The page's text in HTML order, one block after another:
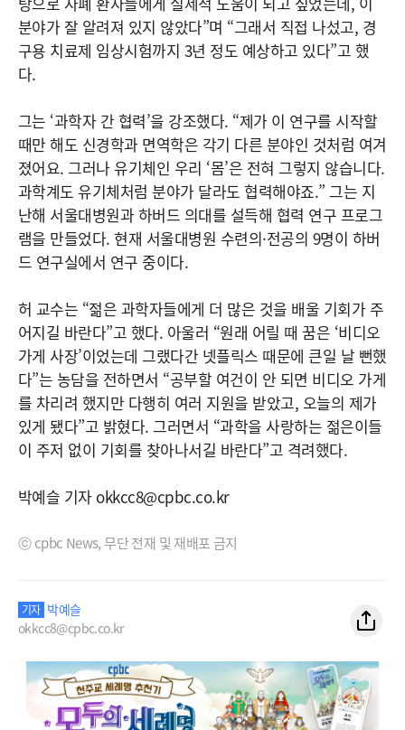
분야가 잘 알려져 있지 않았다”며 “그래서 직접 나섰고, 경
구용 치료제 임상시험까지 3년 정도 예상하고 있다”고 했
다.
그는 ‘과학자 간 협력’을 강조했다. “제가 이 연구를 시작할
때만 해도 신경학과 면역학은 각기 다른 분야인 것처럼 여겨
졌어요. 그러나 유기체인 우리 ‘몸’은 전혀 그렇지 않습니다.
과학계도 유기체처럼 분야가 달라도 협력해야죠.” 그는 지
난해 서울대병원과 하버드 의대를 설득해 협력 연구 프로그
램을 만들었다. 현재 서울대병원 수련의·전공의 9명이 하버
드 연구실에서 연구 중이다.
허 교수는 “젊은 과학자들에게 더 많은 것을 배울 기회가 주
어지길 바란다”고 했다. 아울러 “원래 어릴 때 꿈은 ‘비디오
가게 사장’이었는데 그랬다간 넷플릭스 때문에 큰일 날 뻔했
다”는 농담을 전하면서 “공부할 여건이 안 되면 비디오 가게
를 차리려 했지만 다행히 여러 지원을 받았고, 오늘의 제가
있게 됐다”고 밝혔다. 그러면서 “과학을 사랑하는 젊은이들
이 주저 없이 기회를 찾아나서길 바란다”고 격려했다.
박예슬 기자 okkcc8@cpbc.co.kr
ⓒ cpbc News, 무단 전재 및 재배포 금지
기자 박예슬
okkcc8@cpbc.co.kr